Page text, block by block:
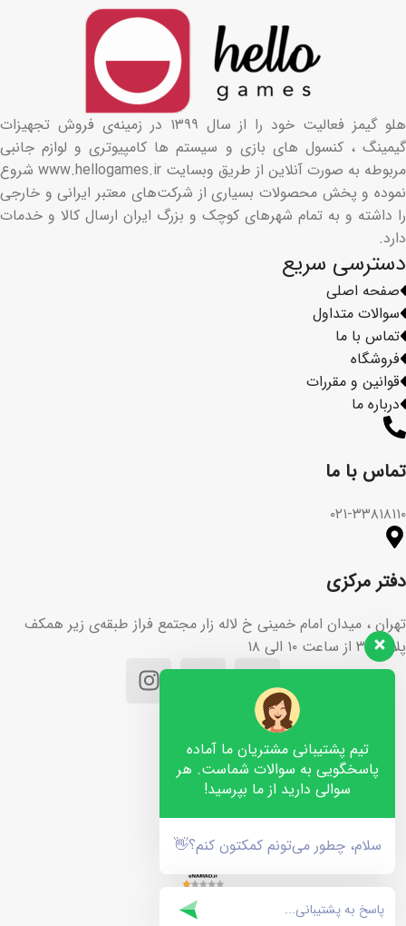
تماس با ما​
۰۲۱-۳۳۸۱۸۱۱۰
دفتر مرکزی
تهران ، میدان امام خمینی خ لاله زار مجتمع فراز طبقه‌ی زیر همکف
پلاک ۳۶ از ساعت ۱۰ الی ۱۸
فروشگاه
قوانین و مقررات
درباره ما
دسترسی سریع
صفحه اصلی
سوالات متداول
تماس با ما
هلو گیمز فعالیت خود را از سال ۱۳۹۹ در زمینه‌ی فروش تجهیزات
گیمینگ ، کنسول های بازی و سیستم ها کامپیوتری و لوازم جانبی
مربوطه به صورت آنلاین از طریق وبسایت www.hellogames.ir شروع
نموده و پخش محصولات بسیاری از شرکت‌های معتبر ایرانی و خارجی
را داشته و به تمام شهرهای کوچک و بزرگ ایران ارسال کالا و خدمات
دارد.
تیم پشتیبانی مشتریان ما آماده
پاسخگویی به سوالات شماست. هر
سوالی دارید از ما بپرسید!
سلام، چطور می‌تونم کمکتون کنم؟👋